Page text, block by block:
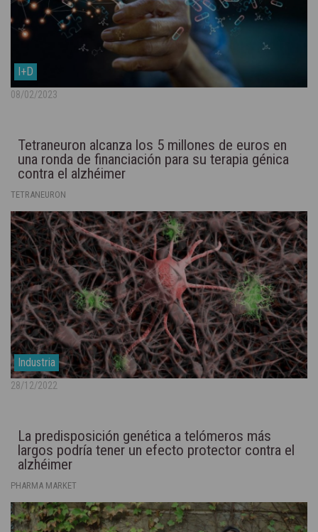
I+D
08/02/2023
Tetraneuron alcanza los 5 millones de euros en
una ronda de financiación para su terapia génica
contra el alzhéimer
TETRANEURON
Industria
28/12/2022
La predisposición genética a telómeros más
largos podría tener un efecto protector contra el
alzhéimer
PHARMA MARKET